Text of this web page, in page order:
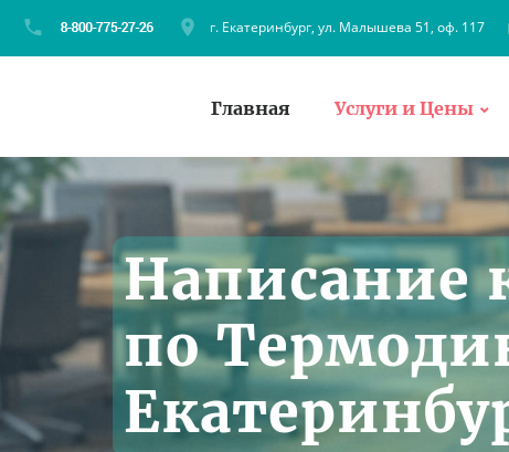
г. Екатеринбург, ул. Малышева 51, оф. 117
Главная Услуги и Цены
Написание
по